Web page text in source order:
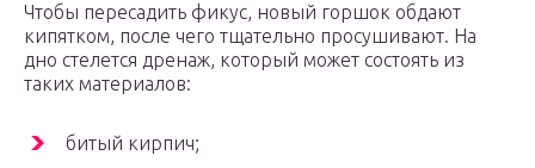
Чтобы пересадить фикус, новый горшок обдают
кипятком, после чего тщательно просушивают. На
дно стелется дренаж, который может состоять из
таких материалов:
битый кирпич;